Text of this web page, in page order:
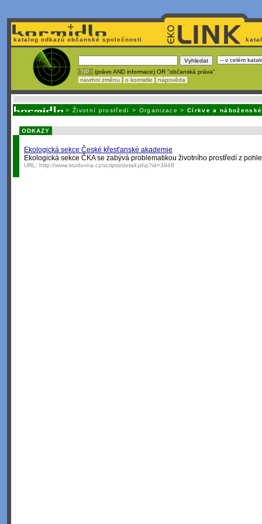
katalog odkazů občanské společnosti
! TIP : (právo AND informace) OR "občanská práva"
navrhni změnu
o kormidle nápověda
> Životní prostředí > Organizace >Církve a
ODKAZY
Ekologická sekce České křesťanské akademie
Ekologická sekce ČKA se zabývá problematikou životního prostředí z
URL: http://www.studovna.cz/scripts/detail.php?id=3948